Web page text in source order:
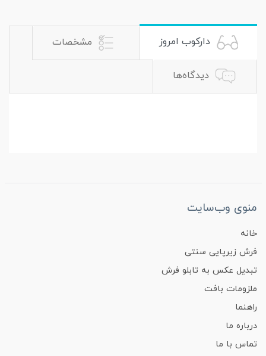
دارکوب امروز مشخصات
دیدگاه‌ها
منوی وب‌سایت
خانه
فرش زیرپایی سنتی
تبدیل عکس به تابلو فرش
ملزومات بافت
راهنما
درباره ما
تماس با ما